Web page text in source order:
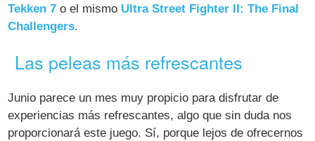
Tekken 7 o el mismo Ultra Street Fighter II: The Final
Challengers.
Las peleas más refrescantes
Junio parece un mes muy propicio para disfrutar de
experiencias más refrescantes, algo que sin duda nos
proporcionará este juego. Sí, porque lejos de ofrecernos